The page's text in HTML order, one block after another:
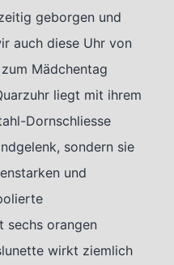
geborgen und
auch diese Uhr von
Mädchentag
liegt mit ihrem
Dornschliesse
sondern sie
und
sechs orangen
wirkt ziemlich